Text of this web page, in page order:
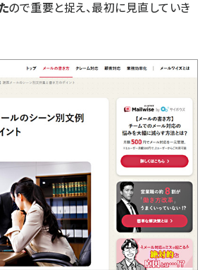
ので重要と捉え、最初に見直していき